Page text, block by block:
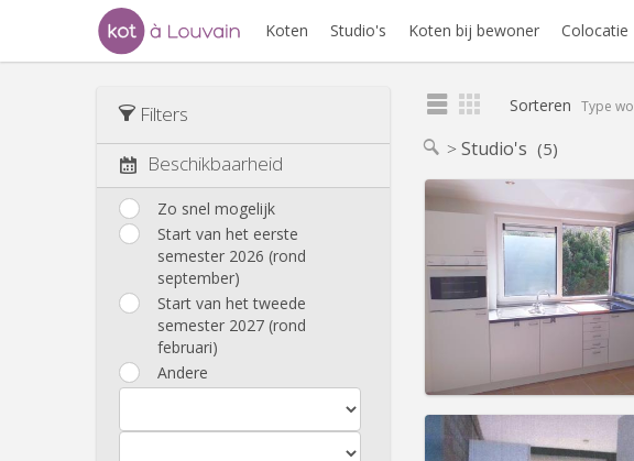
Koten Studio's Koten bij bewoner Colocatie
Filters
Beschikbaarheid
Zo snel mogelijk
Start van het eerste
semester 2026 (rond
september)
Start van het tweede
semester 2027 (rond
februari)
Andere
Sorteren Type
Studio's (5)
Praktische
495 €
Kosten:100 €
Duur:12 maanden
Domiciliëring: Nee